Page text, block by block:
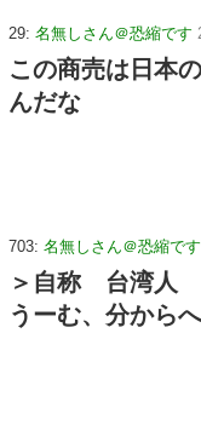
29: 名無しさん＠恐縮です
この商売は日本
んだな
703: 名無しさん＠恐縮です
＞自称 台湾人
うーむ、分から